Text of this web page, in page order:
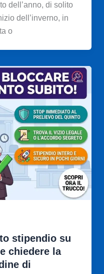
dell’anno, di solito
dell’inverno, in
o
stipendio su
chiedere la
di